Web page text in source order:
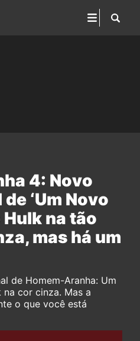
4: Novo
‘Um Novo
Hulk na tão
mas há um
de Homem-Aranha: Um
cor cinza. Mas a
o que você está